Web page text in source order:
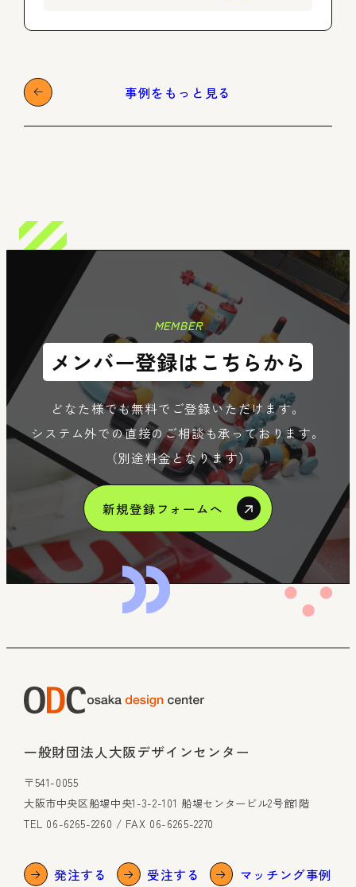
事例をもっと見る
MEMBER
メンバー登録はこちらから
どなた様でも無料でご登録いただけます。
システム外での直接のご相談も承っております。
（別途料金となります）
新規登録フォームへ
Member
一般財団法人大阪デザインセンター
〒541-0055
大阪市中央区船場中央1-3-2-101 船場センタービル2号館1階
TEL 06-6265-2260 / FAX 06-6265-2270
発注する 受注する マッチング事例